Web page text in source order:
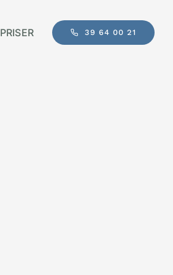
PRISER 39 64 00 21